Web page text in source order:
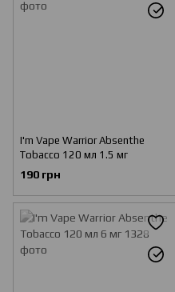
I'm Vape Warrior Absenthe
Tobacco 120 мл 1.5 мг
190 грн